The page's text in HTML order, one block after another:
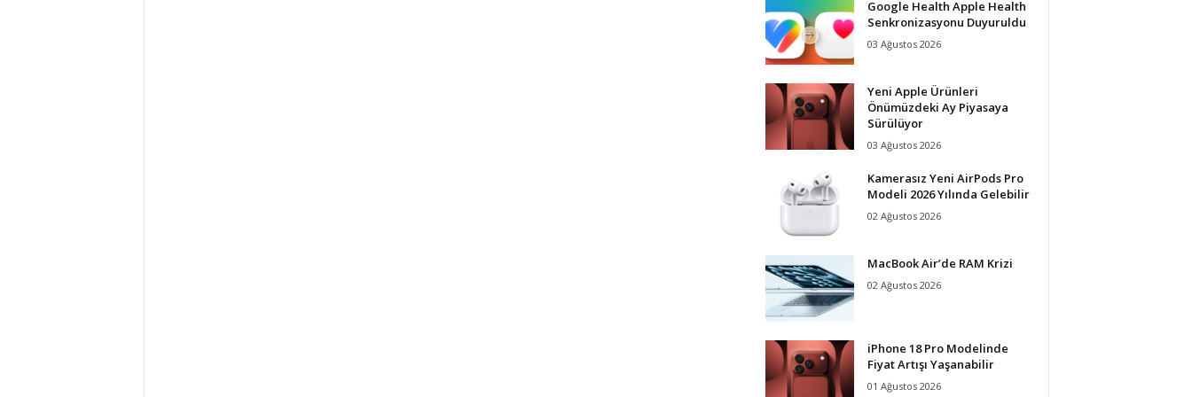
Google Health Apple Health
Senkronizasyonu Duyuruldu
03 Ağustos 2026
Yeni Apple Ürünleri
Önümüzdeki Ay Piyasaya
Sürülüyor
03 Ağustos 2026
Kamerasız Yeni AirPods Pro
Modeli 2026 Yılında Gelebilir
02 Ağustos 2026
MacBook Air’de RAM Krizi
02 Ağustos 2026
iPhone 18 Pro Modelinde
Fiyat Artışı Yaşanabilir
01 Ağustos 2026